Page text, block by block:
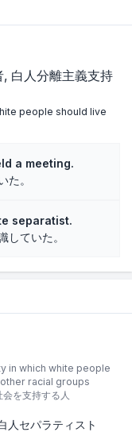
白人分離主義支持
people should live
a meeting.
た。
separatist.
していた。
in which white people
racial groups
を支持する人
人セパラティスト